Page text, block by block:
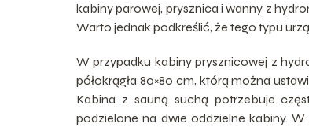
kabiny parowej, prysznica i wanny z
Warto jednak podkreślić, że tego typu
W przypadku kabiny prysznicowej z
półokrągła 80×80 cm, którą można
Kabina z sauną suchą potrzebuje
podzielone na dwie oddzielne kabiny.